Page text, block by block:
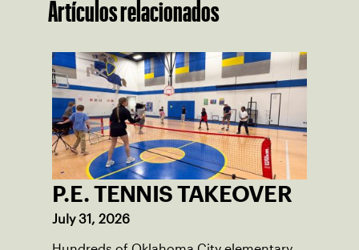
Artículos relacionados
P.E. TENNIS TAKEOVER
July 31, 2026